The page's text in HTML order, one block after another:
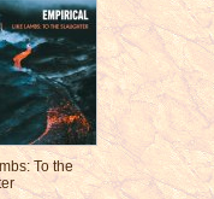
To the